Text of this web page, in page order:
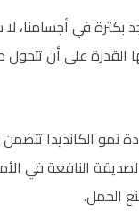
بكثرة في أجسامنا،
القدرة على أن
نمو الكانديدا
النافعة في
الحمل.